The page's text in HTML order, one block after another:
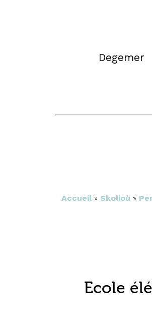
Degemer
Accueil » Skolioù »
Ecole